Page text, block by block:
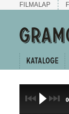
FILMALAP